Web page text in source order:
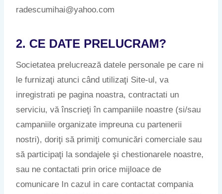
radescumihai@yahoo.com
2. CE DATE PRELUCRAM?
Societatea prelucrează datele personale pe care ni
le furnizaţi atunci când utilizaţi Site-ul, va
inregistrati pe pagina noastra, contractati un
serviciu, vă înscrieţi în campaniile noastre (si/sau
campaniile organizate impreuna cu partenerii
nostri), doriţi să primiţi comunicări comerciale sau
să participaţi la sondajele şi chestionarele noastre,
sau ne contactati prin orice mijloace de
comunicare In cazul in care contactat compania